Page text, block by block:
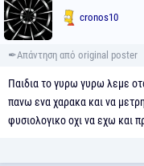
cronos10
Παιδια το γυρω γυρω λεμε
πανω ενα χαρακα και να
φυσιολογικο οχι να εχω και